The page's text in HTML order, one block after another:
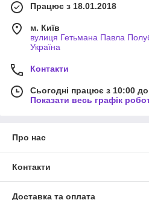
Працює з 18.01.2018
м. Київ
вулиця Гетьмана Павла
Україна
Контакти
Сьогодні працює з 10:00
Показати весь графік
Про нас
Контакти
Доставка та оплата